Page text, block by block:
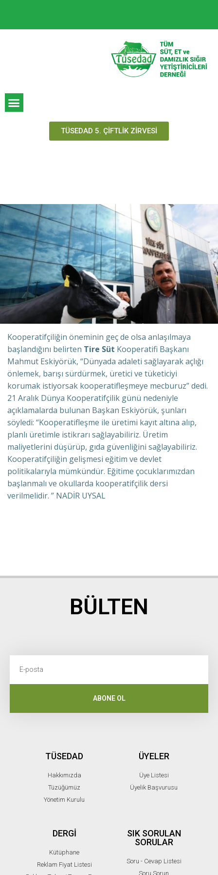
TÜSEDAD 5. ÇİFTLİK ZİRVESİ
Kooperatifçiliğin öneminin geç de olsa anlaşılmaya
başlandığını belirten Tire Süt Kooperatifi Başkanı
Mahmut Eskiyörük, “Dünyada adaleti sağlayarak açlığı
önlemek, barışı sürdürmek, üretici ve tüketiciyi
korumak istiyorsak kooperatifleşmeye mecburuz” dedi.
21 Aralık Dünya Kooperatifçilik günü nedeniyle
açıklamalarda bulunan Başkan Eskiyörük, şunları
söyledi: “Kooperatifleşme ile üretimi kayıt altına alıp,
planlı üretimle istikrarı sağlayabiliriz. Üretim
maliyetlerini düşürüp, gıda güvenliğini sağlayabiliriz.
Kooperatifçiliğin gelişmesi eğitim ve devlet
politikalarıyla mümkündür. Eğitime çocuklarımızdan
başlanmalı ve okullarda kooperatifçilik dersi
verilmelidir. ” NADİR UYSAL
BÜLTEN
ABONE OL
TÜSEDAD
Hakkımızda
Tüzüğümüz
Yönetim Kurulu
ÜYELER
Üye Listesi
Üyelik Başvurusu
DERGİ
Kütüphane
Reklam Fiyat Listesi
SIK SORULAN
SORULAR
Soru - Cevap Listesi
Soru Sorun